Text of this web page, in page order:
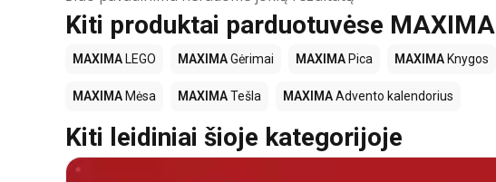
Kiti produktai parduotuvėse MAXIMA
MAXIMA LEGO MAXIMAGėrimai MAXIMA Pica MAXIMA Knygos
MAXIMA Mėsa MAXIMATešla MAXIMAAdvento kalendorius
Kiti leidiniai šioje kategorijoje